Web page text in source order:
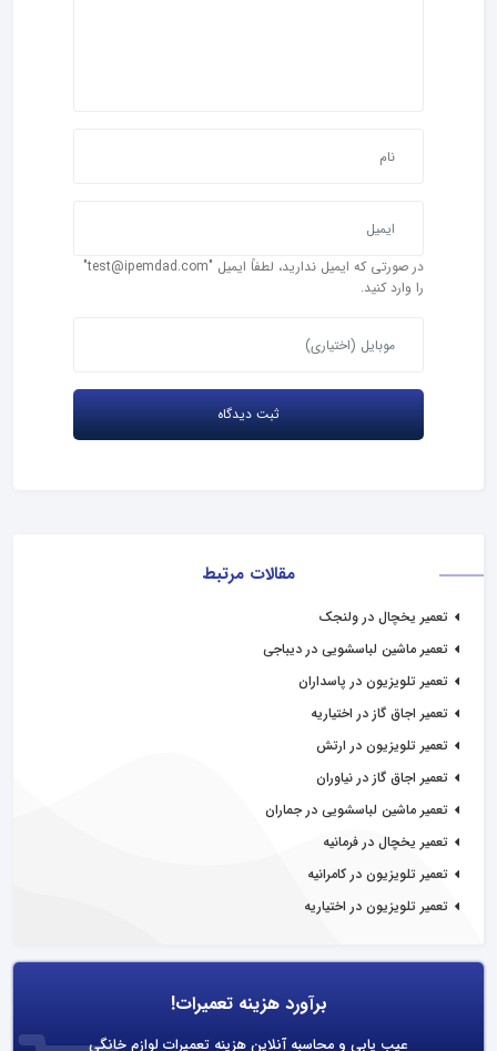
مقالات مرتبط
تعمیر یخچال در ولنجک
تعمیر ماشین لباسشویی در دیباجی
تعمیر تلویزیون در پاسداران
تعمیر اجاق گاز در اختیاریه
تعمیر تلویزیون در ارتش
تعمیر اجاق گاز در نیاوران
تعمیر ماشین لباسشویی در جماران
تعمیر یخچال در فرمانیه
تعمیر تلویزیون در کامرانیه
تعمیر تلویزیون در اختیاریه
برآورد هزینه تعمیرات!
عیب یابی و محاسبه آنلاین هزینه تعمیرات لوازم خانگی
در صورتی که ایمیل ندارید، لطفاً ایمیل "test@ipemdad.com"
را وارد کنید.